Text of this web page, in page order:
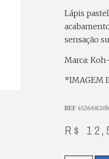
Lápis
sensação
Marca:
*IMAGEM
REF
R$